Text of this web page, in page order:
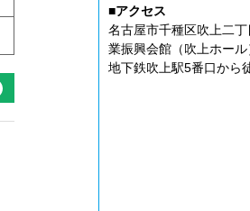
■アクセス
名古屋市千種区吹上二
業振興会館（吹上ホー
地下鉄吹上駅5番口から